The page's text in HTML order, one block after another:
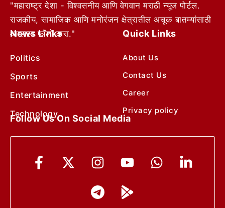
"महाराष्ट्र देशा - विश्वसनीय आणि वेगवान मराठी न्यूज पोर्टल.
राजकीय, सामाजिक आणि मनोरंजन क्षेत्रातील अचूक बातम्यांसाठी
आम्हाला फॉलो करा."
News Links
Politics
Sports
Entertainment
Technology
Quick Links
About Us
Contact Us
Career
Privacy policy
Follow Us On Social Media